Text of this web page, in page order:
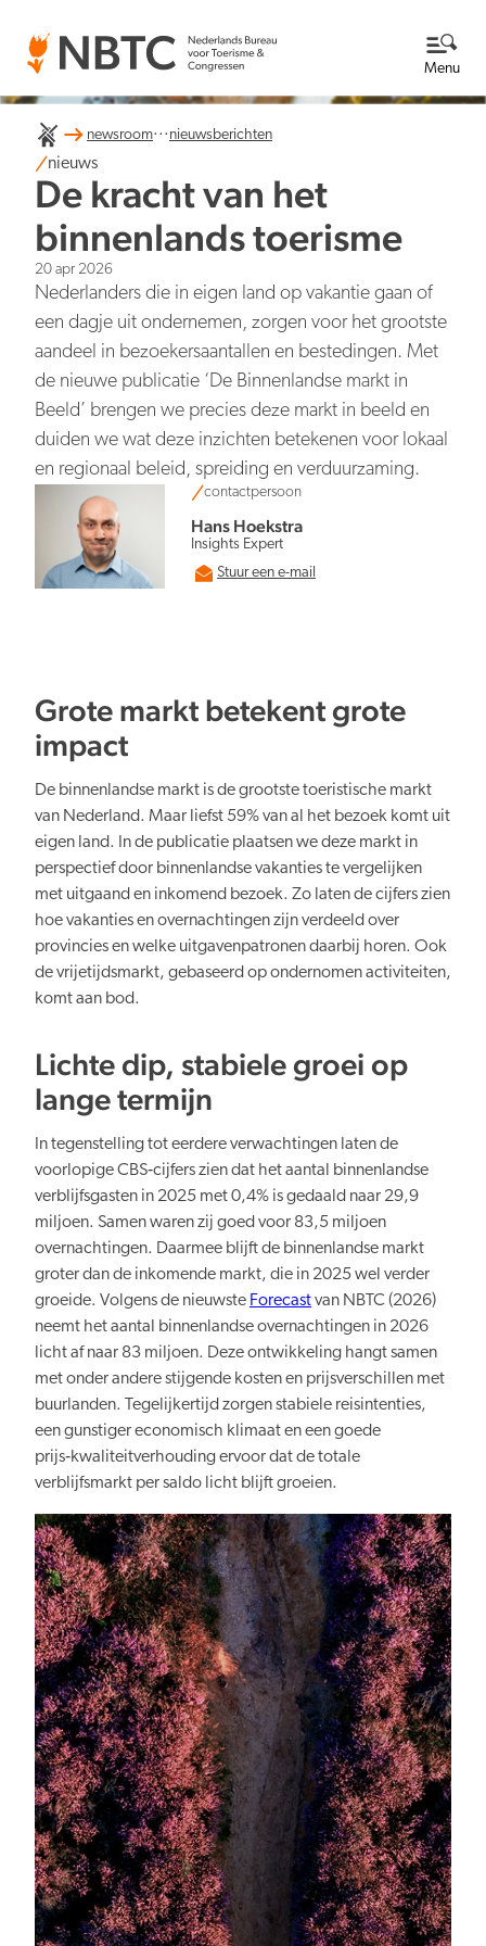
Menu
Thema's
Bekijk alle thema's
Internationale concurrentiepositie
Digitale transformatie
Organiserend vermogen
Nederland overal aantrekkelijk
Lusten en lasten in balans
Kennis en data
Kennisbank
Over ons
Lees meer over NBTC
Wat we doen
Organisatie
Werken bij
NBTC Mediabank
Contact
Newsroom
Ga naar de Newsroom
Nieuwsberichten
Persberichten
Actuele thema’s & impact
EN NL
newsroom... nieuwsberichten
nieuws
De kracht van het
binnenlands toerisme
20 apr 2026
Nederlanders die in eigen land op vakantie gaan of
een dagje uit ondernemen, zorgen voor het grootste
aandeel in bezoekersaantallen en bestedingen. Met
de nieuwe publicatie ‘De Binnenlandse markt in
Beeld’ brengen we precies deze markt in beeld en
duiden we wat deze inzichten betekenen voor lokaal
en regionaal beleid, spreiding en verduurzaming.
contactpersoon
Hans Hoekstra
Insights Expert
Stuur een e-mail
Grote markt betekent grote
impact
De binnenlandse markt is de grootste toeristische markt
van Nederland. Maar liefst 59% van al het bezoek komt uit
eigen land. In de publicatie plaatsen we deze markt in
perspectief door binnenlandse vakanties te vergelijken
met uitgaand en inkomend bezoek. Zo laten de cijfers zien
hoe vakanties en overnachtingen zijn verdeeld over
provincies en welke uitgavenpatronen daarbij horen. Ook
de vrijetijdsmarkt, gebaseerd op ondernomen activiteiten,
komt aan bod.
Lichte dip, stabiele groei op
lange termijn
In tegenstelling tot eerdere verwachtingen laten de
voorlopige CBS‑cijfers zien dat het aantal binnenlandse
verblijfsgasten in 2025 met 0,4% is gedaald naar 29,9
miljoen. Samen waren zij goed voor 83,5 miljoen
overnachtingen. Daarmee blijft de binnenlandse markt
groter dan de inkomende markt, die in 2025 wel verder
groeide. Volgens de nieuwste Forecastvan NBTC (2026)
neemt het aantal binnenlandse overnachtingen in 2026
licht af naar 83 miljoen. Deze ontwikkeling hangt samen
met onder andere stijgende kosten en prijsverschillen met
buurlanden. Tegelijkertijd zorgen stabiele reisintenties,
een gunstiger economisch klimaat en een goede
prijs‑kwaliteitverhouding ervoor dat de totale
verblijfsmarkt per saldo licht blijft groeien.